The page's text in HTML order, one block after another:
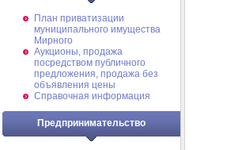
План приватизации
муниципального имущества
Мирного
Аукционы, продажа
посредством публичного
предложения, продажа без
объявления цены
Справочная информация
Предпринимательство